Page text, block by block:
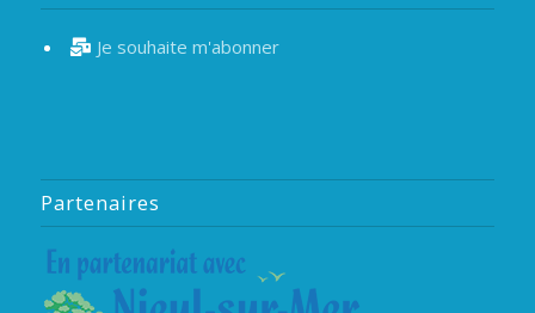
Je souhaite m'abonner
Partenaires